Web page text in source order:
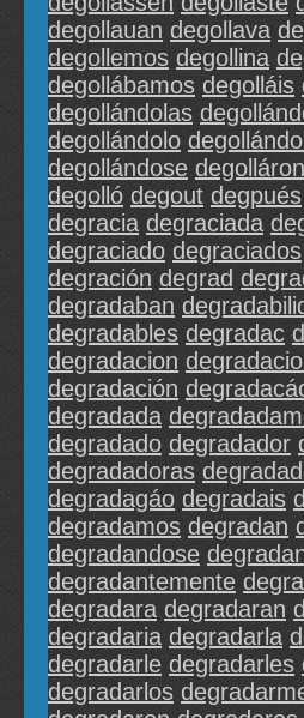
degollauan degollava
degollemos degollina
degollábamos degolláis
degollándolas
degollándolo
degollándose degolláron
degolló degout degpués
degracia degraciada
degraciado degraciados
degración degrad
degradaban
degradables degradac
degradacion
degradación
degradada
degradado degradador
degradadoras
degradagáo degradais
degradamos degradan
degradandose
degradantemente
degradara degradaran
degradaria degradarla
degradarle degradarles
degradarlos